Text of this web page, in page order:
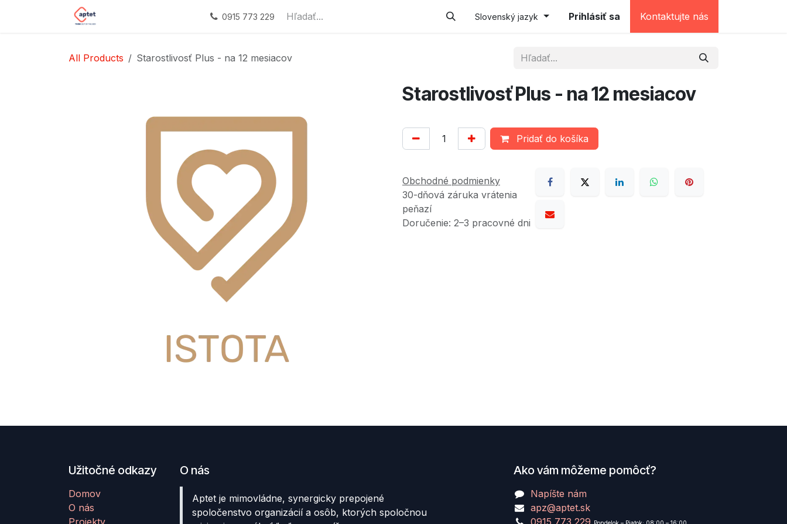
Impact sourcing Naše služby Podporované zamestnávanie Náhradné plnenie (testovacia)
0915 773 229 Slovenský jazyk Prihlásiť sa Kontaktujte nás
All Products Starostlivosť Plus - na 12 mesiacov
Starostlivosť Plus - na 12 mesiacov
Pridať do košíka
Obchodné podmienky
30-dňová záruka vrátenia
peňazí
Doručenie: 2–3 pracovné dni
Užitočné odkazy
Domov
O nás
O nás
Aptet je mimovládne, synergicky prepojené
spoločenstvo organizácií a osôb, ktorých spoločnou
Ako vám môžeme pomôcť?
Napíšte nám
apz@aptet.sk